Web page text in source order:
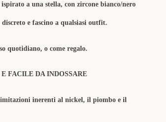
a una stella, con zircone bianco/nero
discreto e fascino a qualsiasi outfit.
quotidiano, o come regalo.
FACILE DA INDOSSARE
inerenti al nickel, il piombo e il